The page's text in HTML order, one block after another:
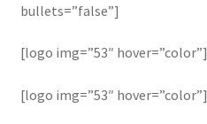
bullets=”false”]
[logo img=”53″ hover=”color”]
[logo img=”53″ hover=”color”]